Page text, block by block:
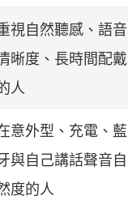
視自然聽感、語音
晰度、長時間配戴
人
意外型、充電、藍
與自己講話聲音自
度的人